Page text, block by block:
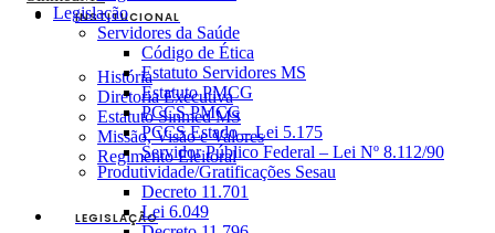
INSTITUCIONAL
História
Diretoria Executiva
Estatuto Sinmed MS
Missão, Visão e Valores
Regimento Eleitoral
LEGISLAÇÃO
Legislação
Servidores da Saúde
Código de Ética
Estatuto Servidores MS
Estatuto PMCG
PCCS PMCG
PCCS Estado – Lei 5.175
Servidor Público Federal – Lei Nº 8.112/90
Produtividade/Gratificações Sesau
Decreto 11.701
Lei 6.049